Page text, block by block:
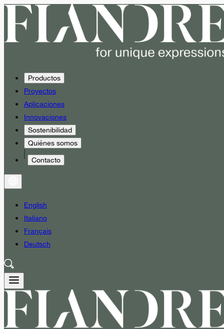
Productos
Proyectos
Aplicaciones
Innovaciones
Sostenibilidad
Quiénes somos
Contacto
English
Italiano
Français
Deutsch